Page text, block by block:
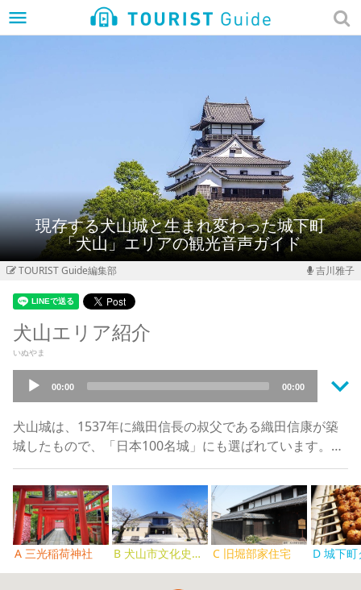
menu
現存する犬山城と生まれ変わった城下町
「犬山」エリアの観光音声ガイド
TOURIST Guide編集部 吉川雅子
犬山エリア紹介
いぬやま
Audio
Player
00:00 00:00 keyboard_arrow_down
犬山城は、1537年に織田信長の叔父である織田信康が築
城したもので、「日本100名城」にも選ばれています。木
曽川沿いの標高80メートルほどの小高い山の上に築城さ
れたお城で、川と山とお城という組み合わせは、日本のお
城らしい姿を見せます。また、神社では縁結びで評判の三
光稲荷神社が有名で、最近では「倍返し」になる「銭洗い
池」なども話題になりました。また、城下町はその町並み
が保存されており、電信柱をなくして電線などは地下を通
A 三光稲荷神社 B 犬山市文化史料館（城とまちミュージアム） C 旧堀部家住宅 D 城下